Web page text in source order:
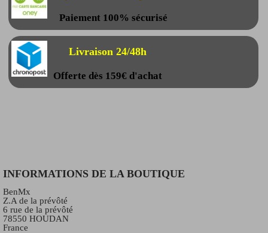
Paiement 100% sécurisé
Livraison 24/48h
Offerte dès 159€ d'achat
INFORMATIONS DE LA BOUTIQUE
BenMx
Z.A de la prévôté
6 rue de la prévôté
78550 HOUDAN
France